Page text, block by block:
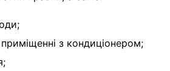
з кондиціонером;